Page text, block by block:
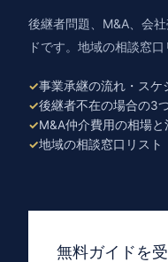
後継者問題、M&A、会
ドです。地域の相談窓口
事業承継の流れ・スケ
後継者不在の場合の3
M&A仲介費用の相場と
地域の相談窓口リスト
無料ガイドを